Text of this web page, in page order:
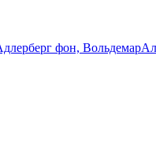
фон, Вольдемар